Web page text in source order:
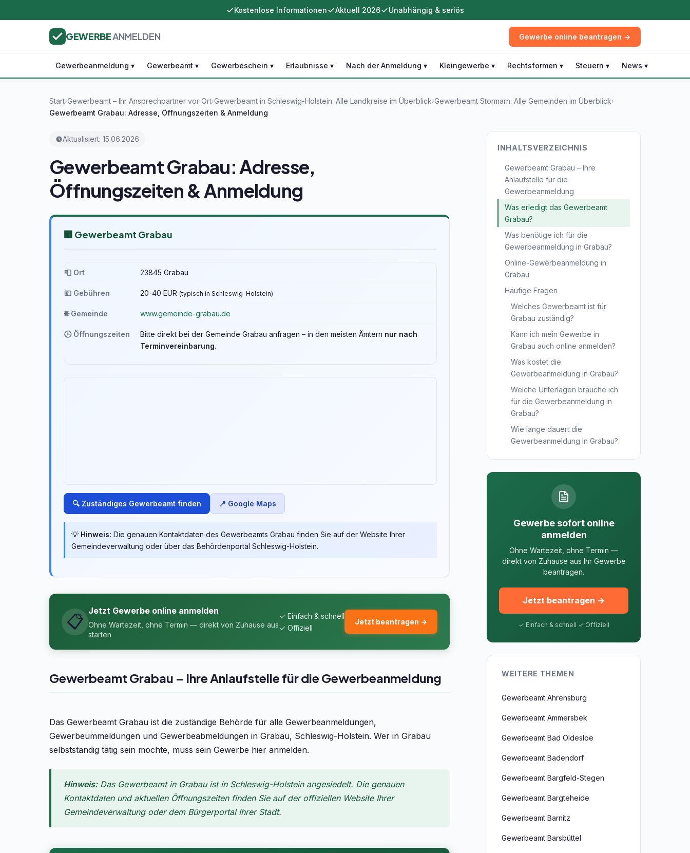
Kostenlose Informationen Aktuell 2026 Unabhängig & seriös
GEWERBEANMELDEN Gewerbe online beantragen →
Gewerbeanmeldung ▾ Gewerbeamt ▾ Gewerbeschein ▾ Erlaubnisse ▾ Nach der Anmeldung ▾ Kleingewerbe ▾ Rechtsformen ▾ Steuern ▾ News ▾
Start›Gewerbeamt – Ihr Ansprechpartner vor Ort›Gewerbeamt in Schleswig-Holstein: Alle Landkreise im Überblick›Gewerbeamt Stormarn: Alle Gemeinden im Überblick›
Gewerbeamt Grabau: Adresse, Öffnungszeiten & Anmeldung
Aktualisiert: 15.06.2026
Gewerbeamt Grabau: Adresse,
Öffnungszeiten & Anmeldung
🏢 Gewerbeamt Grabau
📮 Ort 23845 Grabau
💶 Gebühren 20-40 EUR (typisch in Schleswig-Holstein)
🌐 Gemeinde www.gemeinde-grabau.de
🕒 Öffnungszeiten Bitte direkt bei der Gemeinde Grabau anfragen – in den meisten Ämtern nur nach
Terminvereinbarung.
🔍 Zuständiges Gewerbeamt finden 📍 Google Maps
💡 Hinweis: Die genauen Kontaktdaten des Gewerbeamts Grabau finden Sie auf der Website Ihrer
Gemeindeverwaltung oder über das Behördenportal Schleswig-Holstein.
📋
Jetzt Gewerbe online anmelden
Ohne Wartezeit, ohne Termin — direkt von Zuhause aus
starten
✓ Einfach & schnell
✓ Offiziell
Jetzt beantragen →
Gewerbeamt Grabau – Ihre Anlaufstelle für die Gewerbeanmeldung
Das Gewerbeamt Grabau ist die zuständige Behörde für alle Gewerbeanmeldungen,
Gewerbeummeldungen und Gewerbeabmeldungen in Grabau, Schleswig-Holstein. Wer in Grabau
selbstständig tätig sein möchte, muss sein Gewerbe hier anmelden.
Hinweis:Das Gewerbeamt in Grabau ist in Schleswig-Holstein angesiedelt. Die genauen
Kontaktdaten und aktuellen Öffnungszeiten finden Sie auf der offiziellen Website Ihrer
Gemeindeverwaltung oder dem Bürgerportal Ihrer Stadt.
INHALTSVERZEICHNIS
Gewerbeamt Grabau – Ihre
Anlaufstelle für die
Gewerbeanmeldung
Was erledigt das Gewerbeamt
Grabau?
Was benötige ich für die
Gewerbeanmeldung in Grabau?
Online-Gewerbeanmeldung in
Grabau
Häufige Fragen
Welches Gewerbeamt ist für
Grabau zuständig?
Kann ich mein Gewerbe in
Grabau auch online anmelden?
Was kostet die
Gewerbeanmeldung in Grabau?
Welche Unterlagen brauche ich
für die Gewerbeanmeldung in
Grabau?
Wie lange dauert die
Gewerbeanmeldung in Grabau?
Gewerbe sofort online
anmelden
Ohne Wartezeit, ohne Termin —
direkt von Zuhause aus Ihr Gewerbe
beantragen.
Jetzt beantragen →
✓ Einfach & schnell ✓ Offiziell
WEITERE THEMEN
Gewerbeamt Ahrensburg
Gewerbeamt Ammersbek
Gewerbeamt Bad Oldesloe
Gewerbeamt Badendorf
Gewerbeamt Bargfeld-Stegen
Gewerbeamt Bargteheide
Gewerbeamt Barnitz
Gewerbeamt Barsbüttel